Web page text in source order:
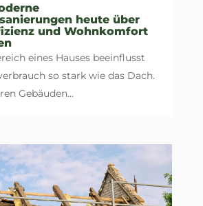
heute über
und Wohnkomfort
eines Hauses beeinflusst
so stark wie das Dach.
Gebäuden...